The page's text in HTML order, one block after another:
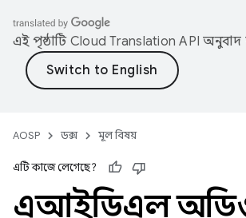
এই পৃষ্ঠাটি Cloud Translation API অনুবাদ
AOSP ডক্স মূল বিষয়
এটি কাজে লেগেছে?
এআইডিএল